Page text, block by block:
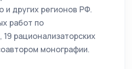
и других регионов РФ.
работ по
рационализаторских
монографии.